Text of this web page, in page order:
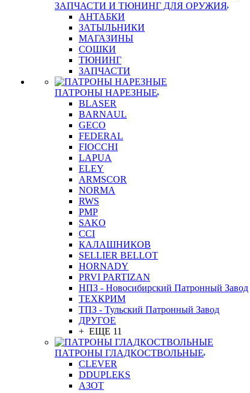
ЗАПЧАСТИ И ТЮНИНГ ДЛЯ ОРУЖИЯ
АНТАБКИ
ЗАТЫЛЬНИКИ
МАГАЗИНЫ
СОШКИ
ТЮНИНГ
ЗАПЧАСТИ
ПАТРОНЫ НАРЕЗНЫЕ
BLASER
BARNAUL
GEСO
FEDERAL
FIOCCHI
LAPUA
ELEY
ARMSCOR
NORMA
RWS
PMP
SAKO
CCI
КАЛАШНИКОВ
SELLIER BELLOT
HORNADY
PRVI PARTIZAN
НПЗ - Новосибирский Патронный Завод
ТЕХКРИМ
ТПЗ - Тульский Патронный Завод
ДРУГОЕ
+ ЕЩЕ 11
ПАТРОНЫ ГЛАДКОСТВОЛЬНЫЕ
CLEVER
DDUPLEKS
АЗОТ